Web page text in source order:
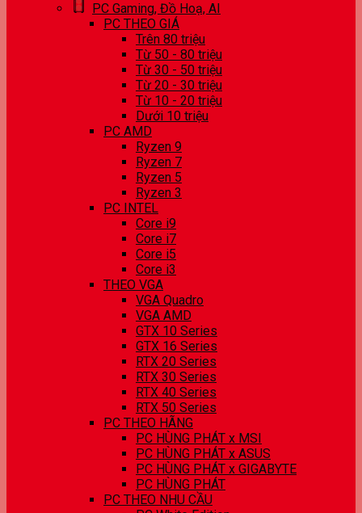
PC Gaming, Đồ Hoạ, AI
PC THEO GIÁ
Trên 80 triệu
Từ 50 - 80 triệu
Từ 30 - 50 triệu
Từ 20 - 30 triệu
Từ 10 - 20 triệu
Dưới 10 triệu
PC AMD
Ryzen 9
Ryzen 7
Ryzen 5
Ryzen 3
PC INTEL
Core i9
Core i7
Core i5
Core i3
THEO VGA
VGA Quadro
VGA AMD
GTX 10 Series
GTX 16 Series
RTX 20 Series
RTX 30 Series
RTX 40 Series
RTX 50 Series
PC THEO HÃNG
PC HÙNG PHÁT x MSI
PC HÙNG PHÁT x ASUS
PC HÙNG PHÁT x GIGABYTE
PC HÙNG PHÁT
PC THEO NHU CẦU